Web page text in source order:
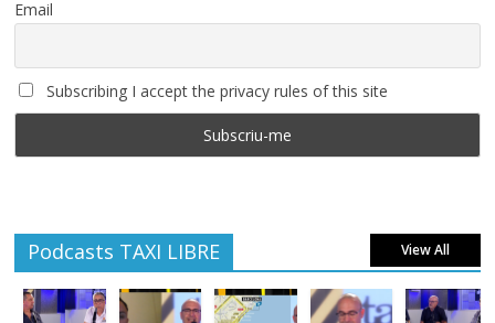
Email
Subscribing I accept the privacy rules of this site
Podcasts TAXI LIBRE View All